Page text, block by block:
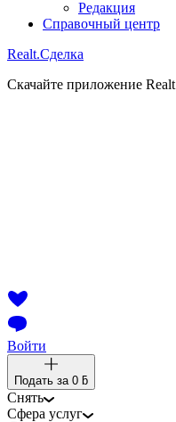
Редакция
Справочный центр
Realt.Сделка
Скачайте приложение Realt
Войти
Подать за 0 ƃ
Снять
Сфера услуг